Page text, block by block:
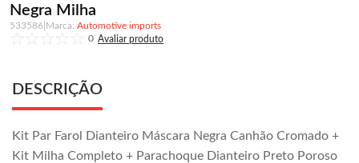
Negra Milha
533586
Automotive imports
0
DESCRIÇÃO
Kit Par Farol Dianteiro Máscara Negra Canhão Cromado +
Kit Milha Completo + Parachoque Dianteiro Preto Poroso